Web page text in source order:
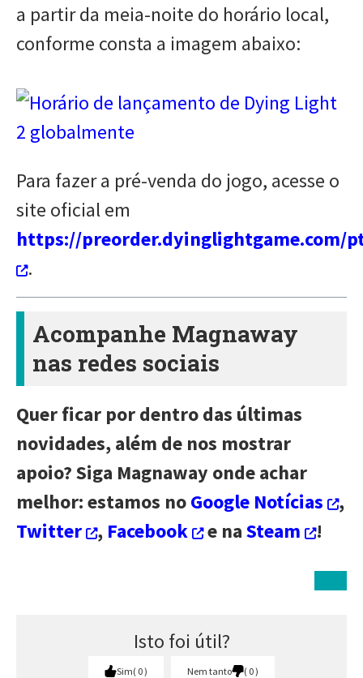
a partir da meia-noite do horário local,
conforme consta a imagem abaixo:
Para fazer a pré-venda do jogo, acesse o
site oficial em
https://preorder.dyinglightgame.com/
.
Acompanhe Magnaway
nas redes sociais
Quer ficar por dentro das últimas
novidades, além de nos mostrar
apoio? Siga Magnaway onde achar
melhor: estamos noGoogle Notícias
,
Twitter
, Facebook e naSteam !
Isto foi útil?
Sim 0 Nem tanto 0